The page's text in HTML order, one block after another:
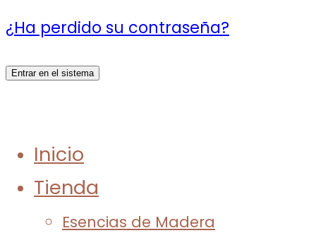
¿Ha perdido su contraseña?
Entrar en el sistema
Inicio
Tienda
Esencias de Madera